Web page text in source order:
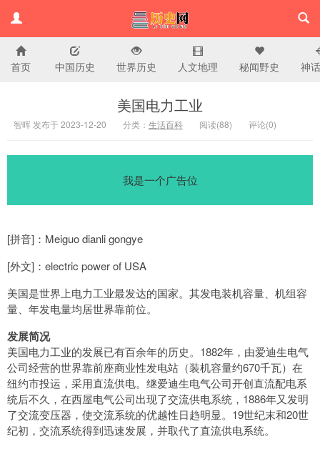
历史百科网
首页 中国历史 世界历史 人文地理 秘闻野史 神
美国电力工业
智晖 发布于 2023-12-20 分类： 生活百科 阅读(88) 评论(0)
我是一个广告位
[拼音]：Meiguo dianli gongye
[外文]：electric power of USA
美国是世界上电力工业最发达的国家。其发电装机容量、机组容
量、年发电量均居世界靠前位。
发展简况
美国电力工业的发展已有百余年的历史。1882年，由爱迪生电气
公司经营的世界靠前座商业性发电站（装机容量约670千瓦）在
纽约市投运，采用直流供电。继爱迪生电气公司开创直流配电系
统后不久，在西屋电气公司出现了交流供电系统，1886年又发明
了交流变压器，使交流系统的优越性日趋明显。19世纪末和20世
纪初，交流系统得到迅速发展，并取代了直流供电系统。